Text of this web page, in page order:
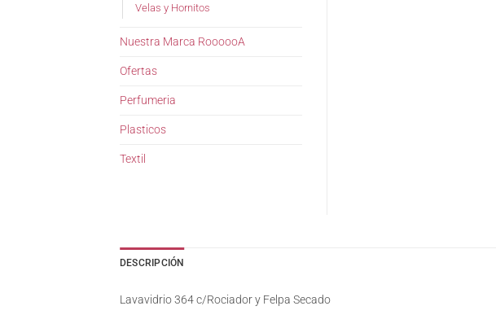
Velas y Hornitos
Nuestra Marca RoooooA
Ofertas
Perfumeria
Plasticos
Textil
DESCRIPCIÓN
Lavavidrio 364 c/Rociador y Felpa Secado